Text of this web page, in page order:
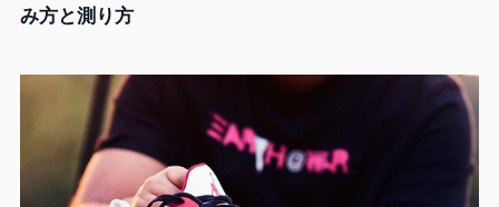
み方と測り方